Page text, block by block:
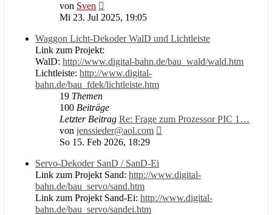
von Sven
Beitrag
Mi 23. Jul 2025, 19:05
Waggon Licht-Dekoder WalD und Lichtleiste
Link zum Projekt:
WalD: http://www.digital-bahn.de/bau_wald/wald.htm
Lichtleiste: http://www.digital-
bahn.de/bau_fdek/lichtleiste.htm
19 Themen
100 Beiträge
Letzter Beitrag Re: Frage zum Prozessor PIC 1…
von jenssieder@aol.com
So 15. Feb 2026, 18:29
Servo-Dekoder SanD / SanD-Ei
Link zum Projekt Sand: http://www.digital-
bahn.de/bau_servo/sand.htm
Link zum Projekt Sand-Ei: http://www.digital-
bahn.de/bau_servo/sandei.htm